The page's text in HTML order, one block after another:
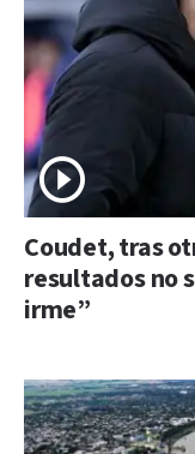
Coudet, tras
resultados no
irme”